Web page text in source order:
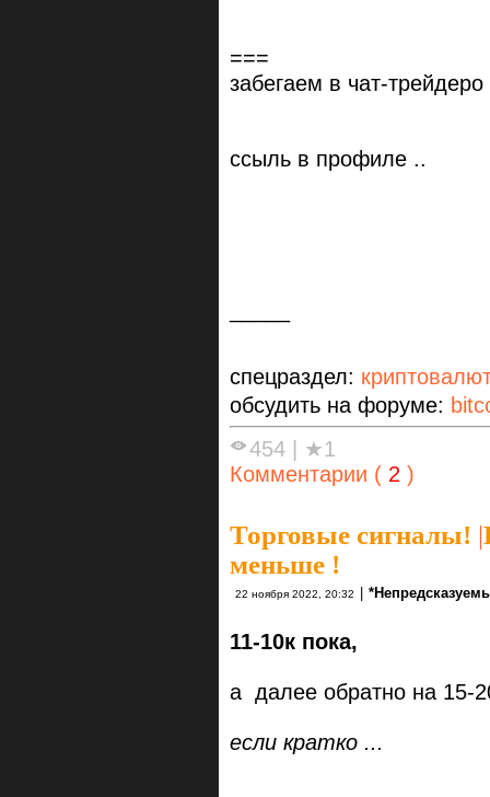
===
забегаем в чат-трейдеро
ссыль в профиле ..
спецраздел:
обсудить на форуме:
454 | ★1
Комментарии ( 2 )
Торговые сигналы! |
меньше !
22 ноября 2022, 20:32 |
11-10к пока,
а далее обратно на 15-
если кратко ...